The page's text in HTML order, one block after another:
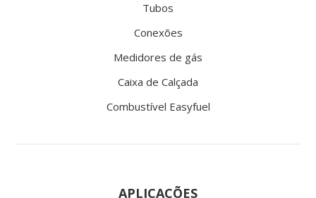
Tubos
Conexões
Medidores de gás
Caixa de Calçada
Combustível Easyfuel
APLICAÇÕES